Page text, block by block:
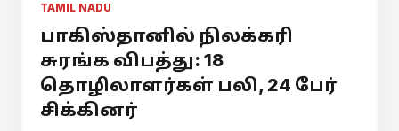
TAMIL NADU
பாகிஸ்தானில் நிலக்கரி
சுரங்க விபத்து: 18
தொழிலாளர்கள் பலி, 24 பேர்
சிக்கினர்